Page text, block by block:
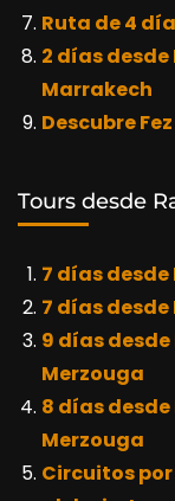
Ruta de 4
2 días
Marrakech
Descubre
Tours desde
7 días
7 días
9 días
Merzouga
8 días
Merzouga
Circuitos